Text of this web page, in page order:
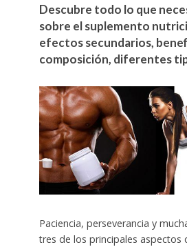
Descubre todo lo que
sobre el suplemento
efectos secundarios,
composición, diferentes
Paciencia, perseverancia y
tres de los principales aspectos